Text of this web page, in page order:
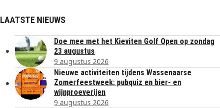
LAATSTE NIEUWS
Doe mee met het Kieviten Golf Open op zondag
23 augustus
9 augustus 2026
Nieuwe activiteiten tijdens Wassenaarse
Zomerfeestweek: pubquiz en bier- en
wijnproeverijen
9 augustus 2026